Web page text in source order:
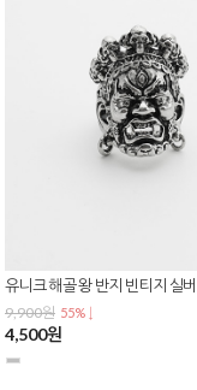
9,900원 55% ↓
4,500원